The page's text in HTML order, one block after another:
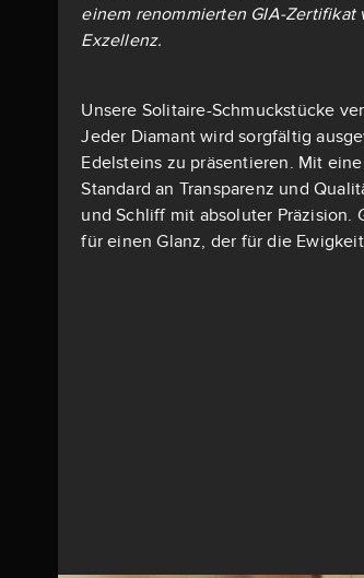
einem renommierten GIA-
Exzellenz.
Unsere Solitaire-Schmuckstücke
Jeder Diamant wird sorgfältig
Edelsteins zu präsentieren. Mit
Standard an Transparenz und
und Schliff mit absoluter Präzision.
für einen Glanz, der für die